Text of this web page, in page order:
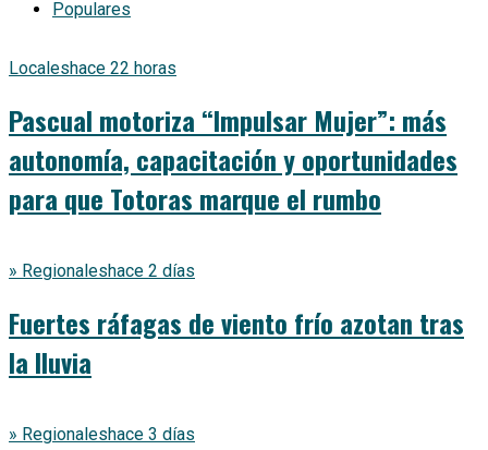
Populares
Localeshace 22 horas
Pascual motoriza “Impulsar Mujer”: más
autonomía, capacitación y oportunidades
para que Totoras marque el rumbo
» Regionaleshace 2 días
Fuertes ráfagas de viento frío azotan tras
la lluvia
» Regionaleshace 3 días